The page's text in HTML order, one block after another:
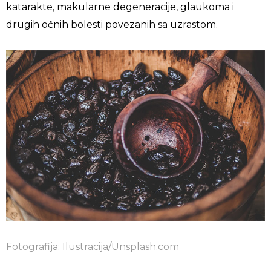
katarakte, makularne degeneracije, glaukoma i
drugih očnih bolesti povezanih sa uzrastom.
Fotografija: Ilustracija/Unsplash.com